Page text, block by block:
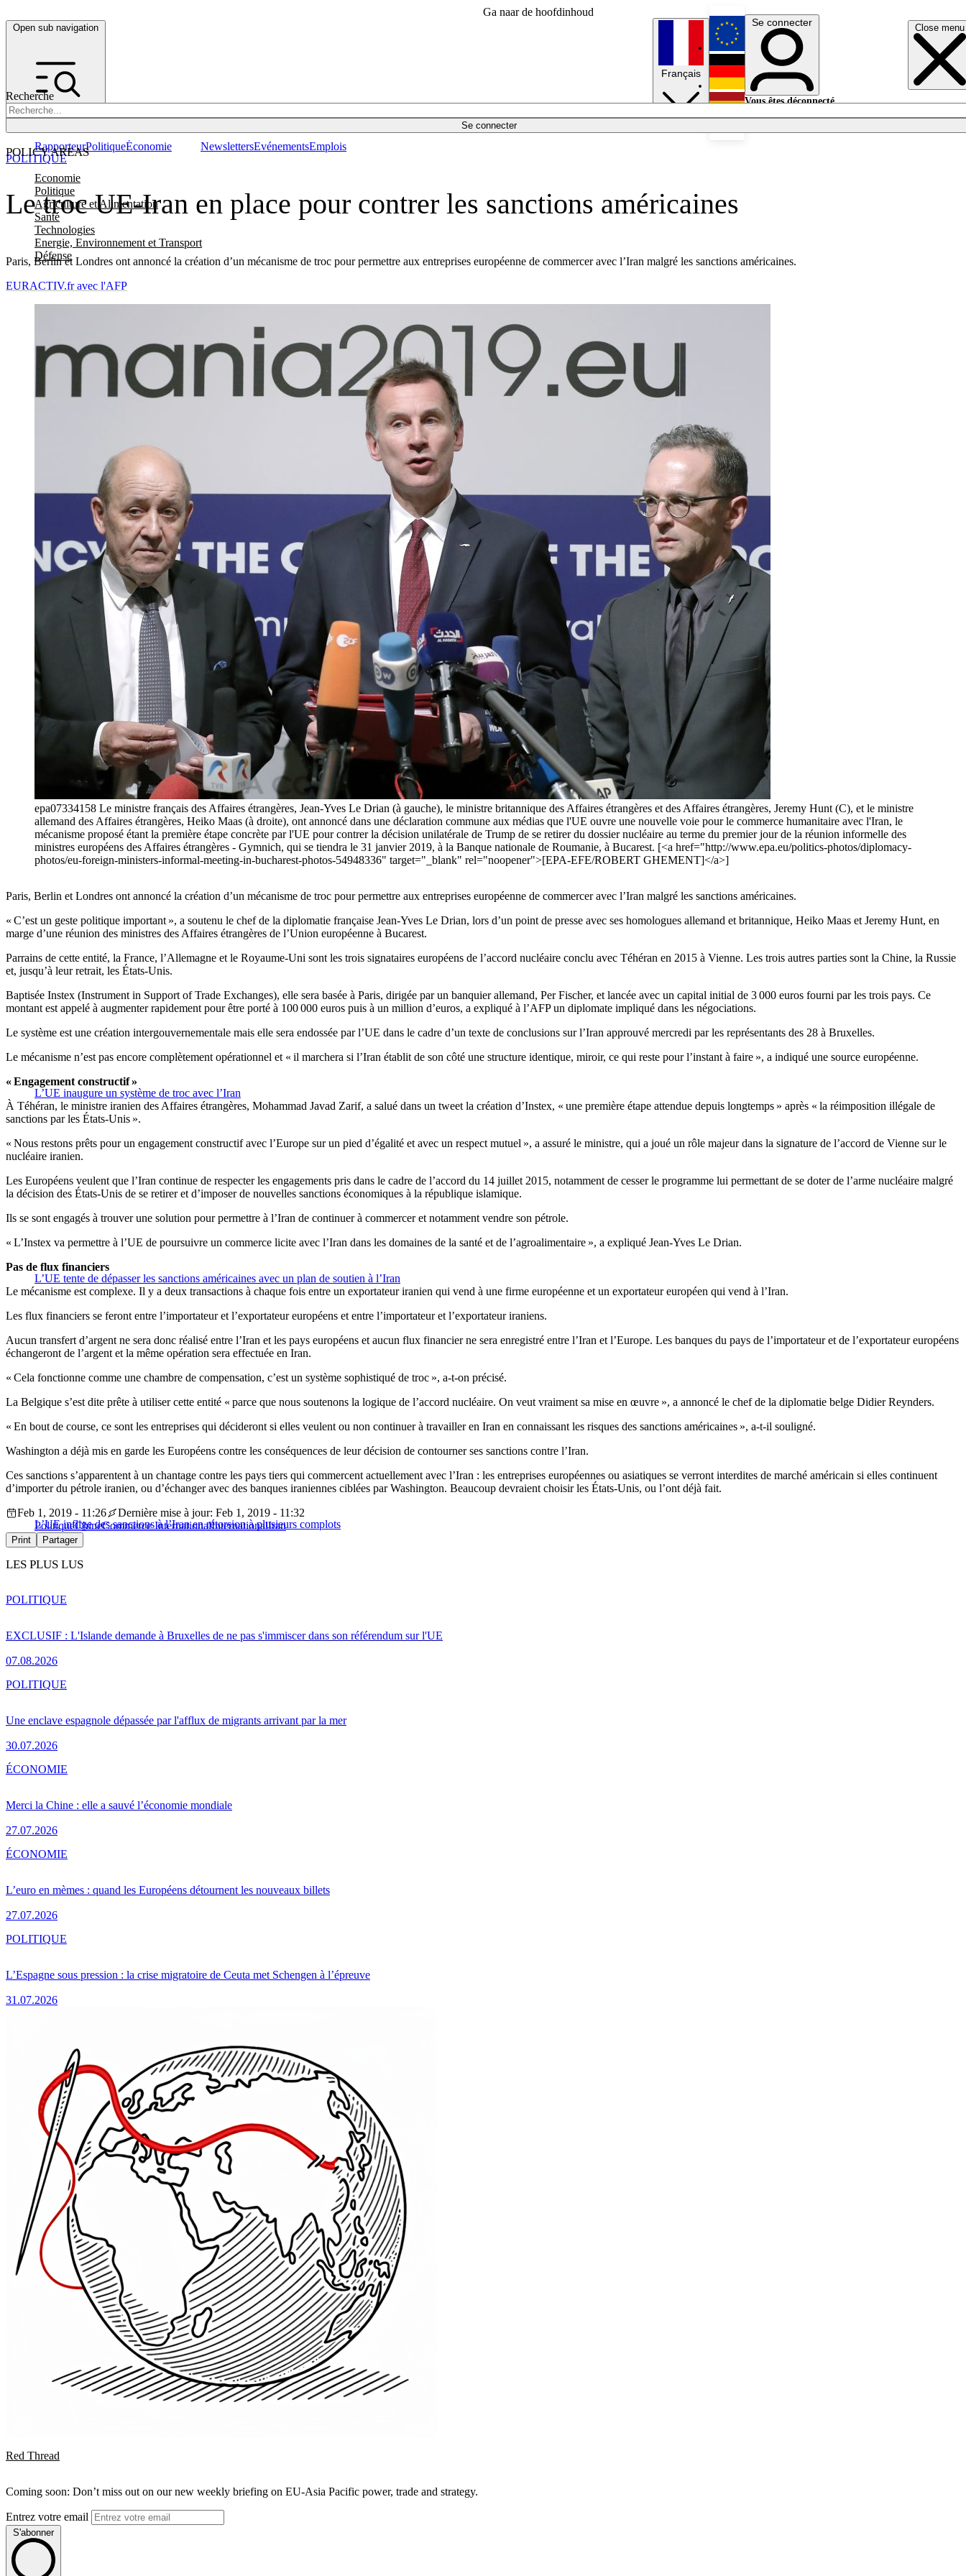
Ga naar de hoofdinhoud
Open sub navigation Close menu
Recherche
Se connecter
POLICY AREAS
Economie
Politique
Agriculture et Alimentation
Santé
Technologies
Energie, Environnement et Transport
Défense
RapporteurPolitiqueÉconomie NewslettersEvénementsEmplois
Français
English
Deutsch
Se connecter
Vous êtes déconnecté.
Le troc UE-Iran en place pour contrer les sanctions américaines
Paris, Berlin et Londres ont annoncé la création d’un mécanisme de troc pour permettre aux entreprises européenne de commercer avec l’Iran malgré les sanctions américaines.
POLITIQUE
EURACTIV.fr avec l'AFP
epa07334158 Le ministre français des Affaires étrangères, Jean-Yves Le Drian (à gauche), le ministre britannique des Affaires étrangères et des Affaires étrangères, Jeremy Hunt (C), et le ministre
allemand des Affaires étrangères, Heiko Maas (à droite), ont annoncé dans une déclaration commune aux médias que l'UE ouvre une nouvelle voie pour le commerce humanitaire avec l'Iran, le
mécanisme proposé étant la première étape concrète par l'UE pour contrer la décision unilatérale de Trump de se retirer du dossier nucléaire au terme du premier jour de la réunion informelle des
ministres européens des Affaires étrangères - Gymnich, qui se tiendra le 31 janvier 2019, à la Banque nationale de Roumanie, à Bucarest. [<a href="http://www.epa.eu/politics-photos/diplomacy-
photos/eu-foreign-ministers-informal-meeting-in-bucharest-photos-54948336" target="_blank" rel="noopener">[EPA-EFE/ROBERT GHEMENT]</a>]
Paris, Berlin et Londres ont annoncé la création d’un mécanisme de troc pour permettre aux entreprises européenne de commercer avec l’Iran malgré les sanctions américaines.
« C’est un geste politique important », a soutenu le chef de la diplomatie française Jean-Yves Le Drian, lors d’un point de presse avec ses homologues allemand et britannique, Heiko Maas et Jeremy Hunt, en
marge d’une réunion des ministres des Affaires étrangères de l’Union européenne à Bucarest.
Parrains de cette entité, la France, l’Allemagne et le Royaume-Uni sont les trois signataires européens de l’accord nucléaire conclu avec Téhéran en 2015 à Vienne. Les trois autres parties sont la Chine, la Russie
et, jusqu’à leur retrait, les États-Unis.
Baptisée Instex (Instrument in Support of Trade Exchanges), elle sera basée à Paris, dirigée par un banquier allemand, Per Fischer, et lancée avec un capital initial de 3 000 euros fourni par les trois pays. Ce
montant est appelé à augmenter rapidement pour être porté à 100 000 euros puis à un million d’euros, a expliqué à l’AFP un diplomate impliqué dans les négociations.
Le système est une création intergouvernementale mais elle sera endossée par l’UE dans le cadre d’un texte de conclusions sur l’Iran approuvé mercredi par les représentants des 28 à Bruxelles.
Le mécanisme n’est pas encore complètement opérationnel et « il marchera si l’Iran établit de son côté une structure identique, miroir, ce qui reste pour l’instant à faire », a indiqué une source européenne.
L’UE inaugure un système de troc avec l’Iran
« Engagement constructif »
À Téhéran, le ministre iranien des Affaires étrangères, Mohammad Javad Zarif, a salué dans un tweet la création d’Instex, « une première étape attendue depuis longtemps » après « la réimposition illégale de
sanctions par les États-Unis ».
« Nous restons prêts pour un engagement constructif avec l’Europe sur un pied d’égalité et avec un respect mutuel », a assuré le ministre, qui a joué un rôle majeur dans la signature de l’accord de Vienne sur le
nucléaire iranien.
Les Européens veulent que l’Iran continue de respecter les engagements pris dans le cadre de l’accord du 14 juillet 2015, notamment de cesser le programme lui permettant de se doter de l’arme nucléaire malgré
la décision des États-Unis de se retirer et d’imposer de nouvelles sanctions économiques à la république islamique.
Ils se sont engagés à trouver une solution pour permettre à l’Iran de continuer à commercer et notamment vendre son pétrole.
« L’Instex va permettre à l’UE de poursuivre un commerce licite avec l’Iran dans les domaines de la santé et de l’agroalimentaire », a expliqué Jean-Yves Le Drian.
L’UE tente de dépasser les sanctions américaines avec un plan de soutien à l’Iran
Pas de flux financiers
Le mécanisme est complexe. Il y a deux transactions à chaque fois entre un exportateur iranien qui vend à une firme européenne et un exportateur européen qui vend à l’Iran.
Les flux financiers se feront entre l’importateur et l’exportateur européens et entre l’importateur et l’exportateur iraniens.
Aucun transfert d’argent ne sera donc réalisé entre l’Iran et les pays européens et aucun flux financier ne sera enregistré entre l’Iran et l’Europe. Les banques du pays de l’importateur et de l’exportateur européens
échangeront de l’argent et la même opération sera effectuée en Iran.
« Cela fonctionne comme une chambre de compensation, c’est un système sophistiqué de troc », a-t-on précisé.
La Belgique s’est dite prête à utiliser cette entité « parce que nous soutenons la logique de l’accord nucléaire. On veut vraiment sa mise en œuvre », a annoncé le chef de la diplomatie belge Didier Reynders.
« En bout de course, ce sont les entreprises qui décideront si elles veulent ou non continuer à travailler en Iran en connaissant les risques des sanctions américaines », a-t-il souligné.
Washington a déjà mis en garde les Européens contre les conséquences de leur décision de contourner ses sanctions contre l’Iran.
Ces sanctions s’apparentent à un chantage contre les pays tiers qui commercent actuellement avec l’Iran : les entreprises européennes ou asiatiques se verront interdites de marché américain si elles continuent
d’importer du pétrole iranien, ou d’échanger avec des banques iraniennes ciblées par Washington. Beaucoup devraient choisir les États-Unis, ou l’ont déjà fait.
L’UE inflige des sanctions à l’Iran en rétorsion à plusieurs complots
Feb 1, 2019 - 11:26
Dernière mise à jour: Feb 1, 2019 - 11:32
PolitiqueChineCommerce InternationalInternationalIran
Print Partager
LES PLUS LUS
EXCLUSIF : L'Islande demande à Bruxelles de ne pas s'immiscer dans son référendum sur l'UE
07.08.2026
POLITIQUE
Une enclave espagnole dépassée par l'afflux de migrants arrivant par la mer
30.07.2026
POLITIQUE
Merci la Chine : elle a sauvé l’économie mondiale
27.07.2026
ÉCONOMIE
L’euro en mèmes : quand les Européens détournent les nouveaux billets
27.07.2026
ÉCONOMIE
L’Espagne sous pression : la crise migratoire de Ceuta met Schengen à l’épreuve
31.07.2026
POLITIQUE
Red Thread
Coming soon: Don’t miss out on our new weekly briefing on EU-Asia Pacific power, trade and strategy.
Entrez votre email
S'abonner